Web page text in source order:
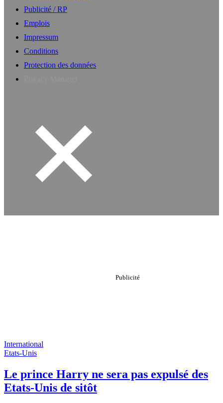
Publicité / RP
Emplois
Impressum
Conditions
Protection des données
International
Etats-Unis
Le prince Harry ne sera pas expulsé des
Etats-Unis de sitôt